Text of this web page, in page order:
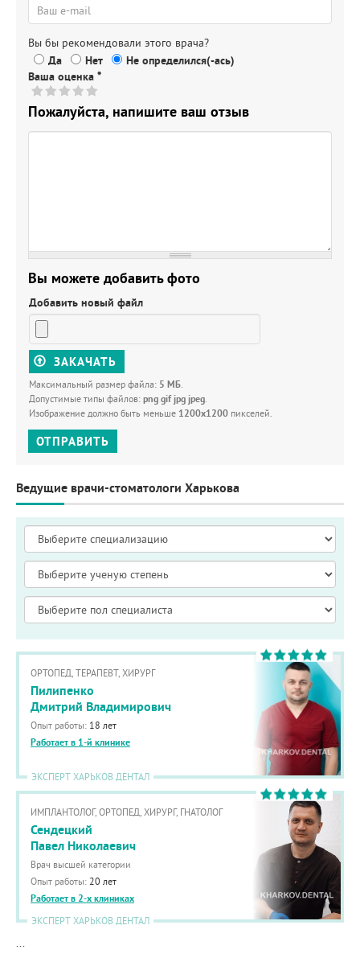
Вы бы рекомендовали этого врача?
Да
Нет
Не определился(-ась)
Ваша оценка *
Пожалуйста, напишите ваш отзыв
Вы можете добавить фото
Добавить новый файл
ЗАКАЧАТЬ
Максимальный размер файла: 5 МБ.
Допустимые типы файлов: png gif jpg jpeg.
Изображение должно быть меньше 1200x1200 пикселей.
ОТПРАВИТЬ
Ведущие врачи-стоматологи Харькова
ОРТОПЕД, ТЕРАПЕВТ, ХИРУРГ
Пилипенко
Дмитрий Владимирович
Опыт работы: 18 лет
Работает в 1-й клинике
ЭКСПЕРТ ХАРЬКОВ ДЕНТАЛ
ИМПЛАНТОЛОГ, ОРТОПЕД, ХИРУРГ, ГНАТОЛОГ
Сендецкий
Павел Николаевич
Врач высшей категории
Опыт работы: 20 лет
Работает в 2-х клиниках
ЭКСПЕРТ ХАРЬКОВ ДЕНТАЛ
...